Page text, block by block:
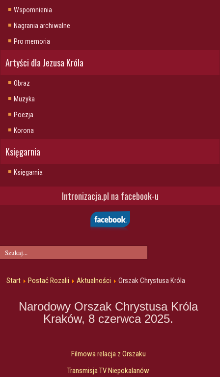
Wspomnienia
Nagrania archiwalne
Pro memoria
Artyści dla Jezusa Króla
Obraz
Muzyka
Poezja
Korona
Księgarnia
Księgarnia
Intronizacja.pl na facebook-u
Start Postać Rozalii Aktualności Orszak Chrystusa Króla
Narodowy Orszak Chrystusa Króla
Kraków, 8 czerwca 2025.
Filmowa relacja z Orszaku
Transmisja TV Niepokalanów